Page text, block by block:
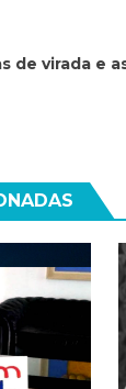
de virada e